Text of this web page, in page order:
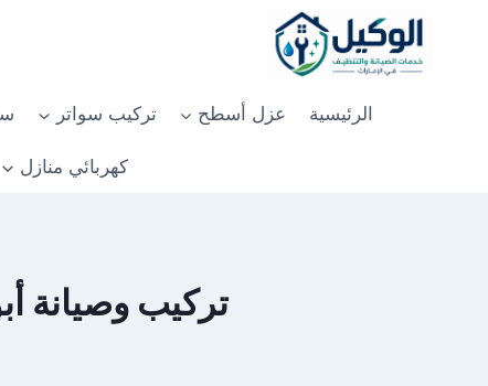
الرئيسية عزل أسطح تركيب سواتر
كهربائي منازل
تركيب وصيانة